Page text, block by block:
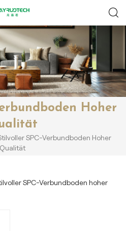
Hoher
SPC-Verbundboden Hoher
Qualität
SPC-Verbundboden hoher